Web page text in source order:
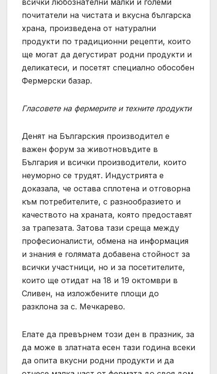
всички любознателни малки и големи
почитатели на чистата и вкусна българска
храна, произведена от натурални
продукти по традиционни рецепти, които
ще могат да дегустират родни продукти и
деликатеси, и посетят специално обособен
Фермерски базар.
Гласовете на фермерите и техните продукти
Денят на Българския производител е
важен форум за животновъдите в
България и всички производители, които
неуморно се трудят. Индустрията е
доказала, че остава сплотена и отговорна
към потребителите, с разнообразието и
качеството на храната, която предоставят
за трапезата. Затова тази среща между
професионалисти, обмена на информация
и знания е голямата добавена стойност за
всички участници, но и за посетителите,
които ще отидат на 18 и 19 октомври в
Сливен, на изложбените площи до
разклона за с. Мечкарево.
Елате да превърнем този ден в празник, за
да може в златната есен тази година всеки
да опита вкусни родни продукти и да